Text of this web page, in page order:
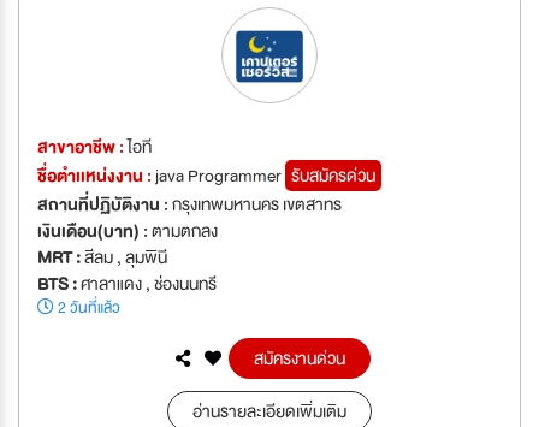
สาขาอาชีพ :ไอที
ชื่อตำเเหน่งงาน : java Programmer รับสมัครด่วน
สถานที่ปฏิบัติงาน :กรุงเทพมหานคร เขตสาทร
เงินเดือน(บาท) :ตามตกลง
MRT :สีลม , ลุมพินี
BTS :ศาลาแดง , ช่องนนทรี
2 วันที่แล้ว
สมัครงานด่วน
อ่านรายละเอียดเพิ่มเติม